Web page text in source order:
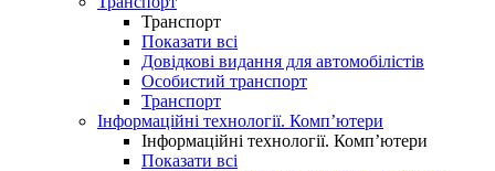
Транспорт
Показати всі
Довідкові видання для автомобілістів
Особистий транспорт
Транспорт
Інформаційні технології. Комп’ютери
Інформаційні технології. Комп’ютери
Показати всі